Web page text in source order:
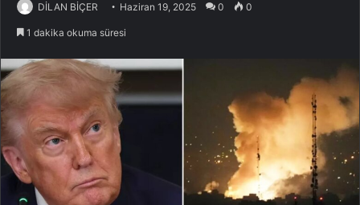
DİLAN BİÇER Haziran 19, 2025 0 0
1 dakika okuma süresi